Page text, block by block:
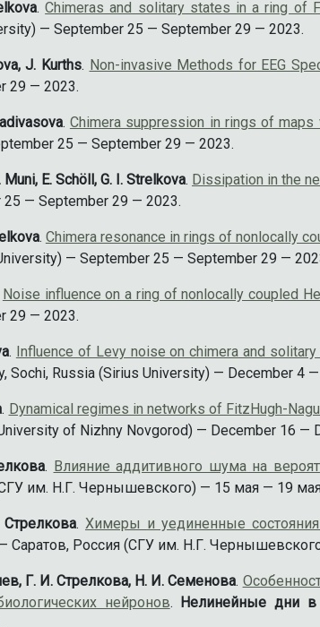
.Chimeras and solitary states in a ring of
— September 25 — September 29 — 2023.
J. Kurths. Non-invasive Methods for EEG
29 — 2023.
. Chimera suppression in rings of
25 — September 29 — 2023.
Muni, E. Schöll, G. I. Strelkova. Dissipation in the
25 — September 29 — 2023.
. Сhimera resonance in rings of nonlocally
— September 25 — September 29 —
Noise influence on a ring of nonlocally coupled
29 — 2023.
. Influence of Levy noise on chimera and
Sochi, Russia (Sirius University) — December 4
. Dynamical regimes in networks of FitzHugh-
of Nizhny Novgorod) — December 16 —
. Влияние аддитивного шума на
им. Н.Г. Чернышевского) — 15 мая — 19
. Химеры и уединенные
Саратов, Россия (СГУ им. Н.Г.
Г. И. Стрелкова, Н. И. Семенова.
нейронов. Нелинейные дни